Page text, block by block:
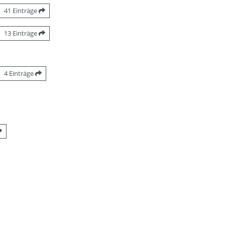
41 Einträge
13 Einträge
4 Einträge